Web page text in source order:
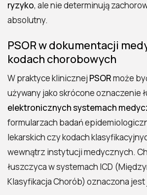
ryzyko, ale nie determinują
absolutny.
PSOR w dokumentacji
kodach chorobowych
W praktyce klinicznej PSORmoże
używany jako skrócone oznaczenie
elektronicznych systemach
formularzach badań
lekarskich czy kodach
wewnątrz instytucji medycznych.
łuszczyca w systemach ICD
Klasyfikacja Chorób) oznaczona jest